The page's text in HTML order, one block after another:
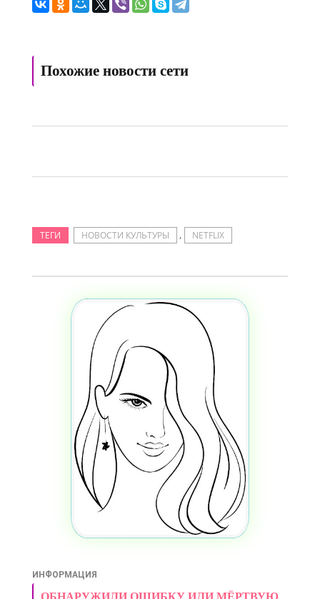
Похожие новости сети
ТЕГИ НОВОСТИ КУЛЬТУРЫ , NETFLIX
ИНФОРМАЦИЯ
ОБНАРУЖИЛИ ОШИБКУ ИЛИ МЁРТВУЮ